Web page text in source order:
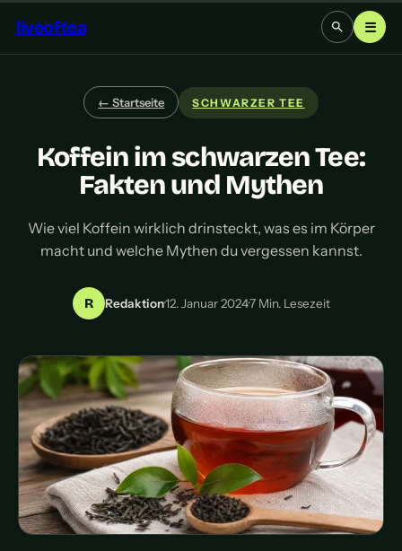
liveoftea ☰
← Startseite SCHWARZER TEE
Koffein im schwarzen Tee:
Fakten und Mythen
Wie viel Koffein wirklich drinsteckt, was es im Körper
macht und welche Mythen du vergessen kannst.
R Redaktion·12. Januar 2024·7 Min. Lesezeit